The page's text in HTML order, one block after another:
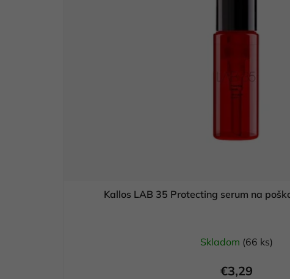
Skladom (66 ks)
€3,29